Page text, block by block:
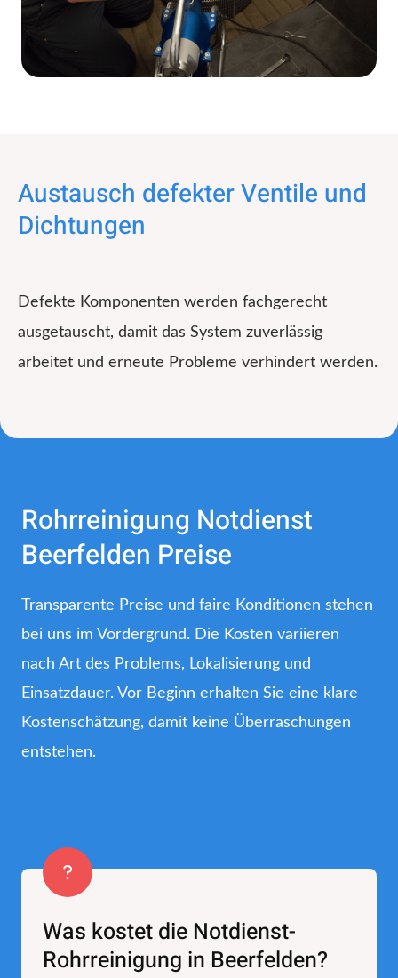
Austausch defekter Ventile und
Dichtungen
Defekte Komponenten werden fachgerecht
ausgetauscht, damit das System zuverlässig
arbeitet und erneute Probleme verhindert werden.
Rohrreinigung Notdienst
Beerfelden Preise
Transparente Preise und faire Konditionen stehen
bei uns im Vordergrund. Die Kosten variieren
nach Art des Problems, Lokalisierung und
Einsatzdauer. Vor Beginn erhalten Sie eine klare
Kostenschätzung, damit keine Überraschungen
entstehen.
Was kostet die Notdienst-
Rohrreinigung in Beerfelden?